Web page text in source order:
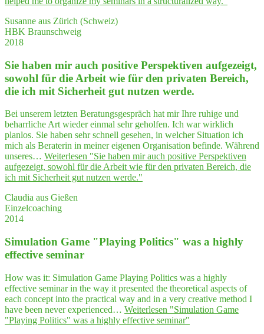
Susanne aus Zürich (Schweiz)
HBK Braunschweig
2018
Sie haben mir auch posi­ti­ve Per­spek­ti­ven auf­ge­zeigt,
sowohl für die Arbeit wie für den pri­va­ten Bereich,
die ich mit Sicher­heit gut nut­zen werde.
Bei unserem letzten Beratungsgespräch hat mir Ihre ruhige und
beharrliche Art wieder einmal sehr geholfen. Ich war wirklich
planlos. Sie haben sehr schnell gesehen, in welcher Situation ich
mich als Beraterin in meiner eigenen Organisation befinde. Während
unseres… Weiterlesen "Sie haben mir auch posi­ti­ve Per­spek­ti­ven
auf­ge­zeigt, sowohl für die Arbeit wie für den pri­va­ten Bereich, die
ich mit Sicher­heit gut nut­zen werde."
Claudia aus Gießen
Einzelcoaching
2014
Simu­la­ti­on Game "Play­ing Poli­tics" was a high­ly
effec­ti­ve seminar
How was it: Simulation Game Playing Politics was a highly
effective seminar in the way it presented the theoretical aspects of
each concept into the practical way and in a very creative method I
have been never experienced… Weiterlesen "Simu­la­ti­on Game
"Play­ing Poli­tics" was a high­ly effec­ti­ve seminar"